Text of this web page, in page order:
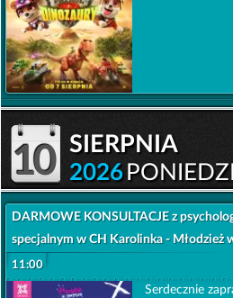
10 sierpnia
2026
11:00
DARMOWE KONSULTACJE z
specjalnym w CH Karolinka - Młodzież
Serdecznie